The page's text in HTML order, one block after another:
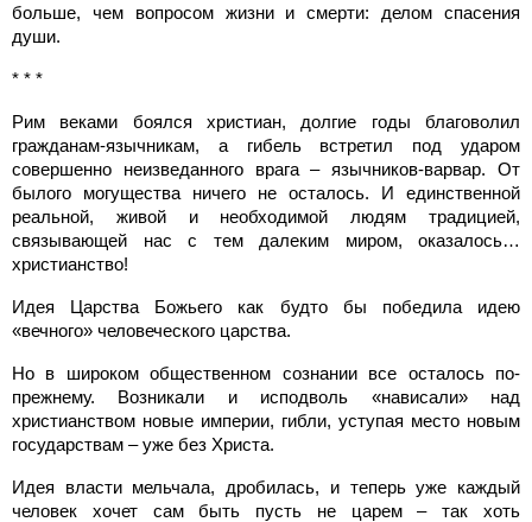
больше, чем вопросом жизни и смерти: делом спасения
души.
* * *
Рим веками боялся христиан, долгие годы благоволил
гражданам-язычникам, а гибель встретил под ударом
совершенно неизведанного врага – язычников-варвар. От
былого могущества ничего не осталось. И единственной
реальной, живой и необходимой людям традицией,
связывающей нас с тем далеким миром, оказалось…
христианство!
Идея Царства Божьего как будто бы победила идею
«вечного» человеческого царства.
Но в широком общественном сознании все осталось по-
прежнему. Возникали и исподволь «нависали» над
христианством новые империи, гибли, уступая место новым
государствам – уже без Христа.
Идея власти мельчала, дробилась, и теперь уже каждый
человек хочет сам быть пусть не царем – так хоть